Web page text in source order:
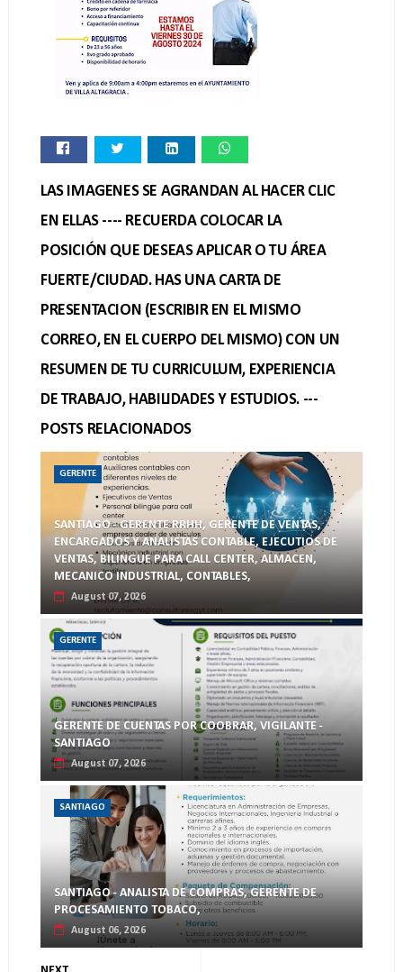
LAS IMAGENES SE AGRANDAN AL HACER CLIC
EN ELLAS ---- RECUERDA COLOCAR LA
POSICIÓN QUE DESEAS APLICAR O TU ÁREA
FUERTE/CIUDAD. HAS UNA CARTA DE
PRESENTACION (ESCRIBIR EN EL MISMO
CORREO, EN EL CUERPO DEL MISMO) CON UN
RESUMEN DE TU CURRICULUM, EXPERIENCIA
DE TRABAJO, HABILIDADES Y ESTUDIOS. ---
POSTS RELACIONADOS
GERENTE
SANTIAGO - GERENTE RRHH, GERENTE DE VENTAS,
ENCARGADOS Y ANALISTAS CONTABLE, EJECUTIOS DE
VENTAS, BILINGUE PARA CALL CENTER, ALMACEN,
MECANICO INDUSTRIAL, CONTABLES,
August 07, 2026
GERENTE
GERENTE DE CUENTAS POR COOBRAR, VIGILANTE -
SANTIAGO
August 07, 2026
SANTIAGO
SANTIAGO - ANALISTA DE COMPRAS, GERENTE DE
PROCESAMIENTO TOBACO,
August 06, 2026